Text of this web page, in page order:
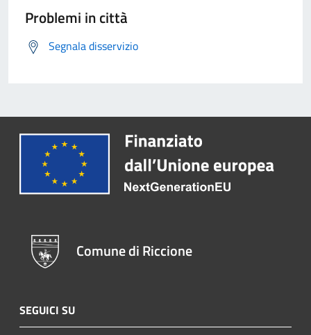
Problemi in città
Segnala disservizio
Comune di Riccione
SEGUICI SU